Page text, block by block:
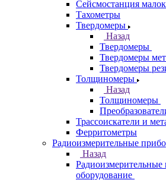
Сейсмостанция
Тахометры
Твердомеры
Назад
Твердомеры
Твердомеры
Твердомеры
Толщиномеры
Назад
Толщиномеры
Трассоискатели и
Ферритометры
Радиоизмерительные
Назад
оборудование